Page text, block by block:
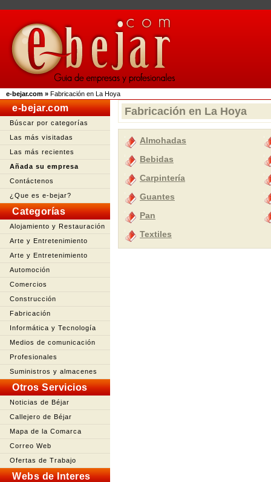
e-bejar.com » Fabricación en La Hoya
e-bejar.com
Búscar por categorías
Las más visitadas
Las más recientes
Añada su empresa
Contáctenos
¿Que es e-bejar?
Categorías
Alojamiento y Restauración
Arte y Entretenimiento
Arte y Entretenimiento
Automoción
Comercios
Construcción
Fabricación
Informática y Tecnología
Medios de comunicación
Profesionales
Suministros y almacenes
Otros Servicios
Noticias de Béjar
Callejero de Béjar
Mapa de la Comarca
Correo Web
Ofertas de Trabajo
Webs de Interes
Fabricación en La Hoya
Almohadas
Bebidas
Carpintería
Guantes
Pan
Textiles